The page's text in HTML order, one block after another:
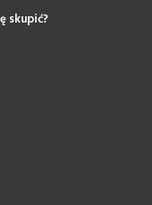
skupić?